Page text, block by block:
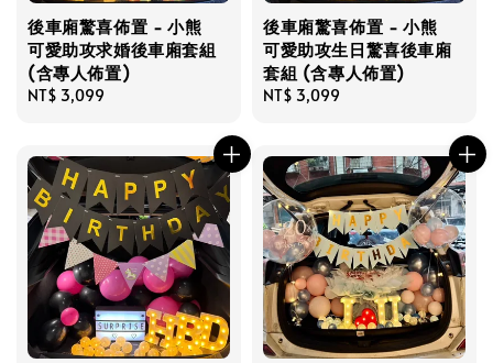
後車廂驚喜佈置 - 小熊
可愛助攻求婚後車廂套組
(含專人佈置)
Regular
NT$ 3,099
後車廂驚喜佈置 - 小熊
可愛助攻生日驚喜後車廂
套組 (含專人佈置)
Regular
NT$ 3,099